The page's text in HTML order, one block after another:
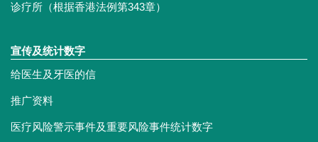
诊疗所（根据香港法例第343章）
宣传及统计数字
给医生及牙医的信
推广资料
医疗风险警示事件及重要风险事件统计数字